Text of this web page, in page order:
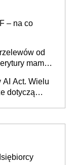
– na co
od
mamy
AI Act. Wielu
dotyczą